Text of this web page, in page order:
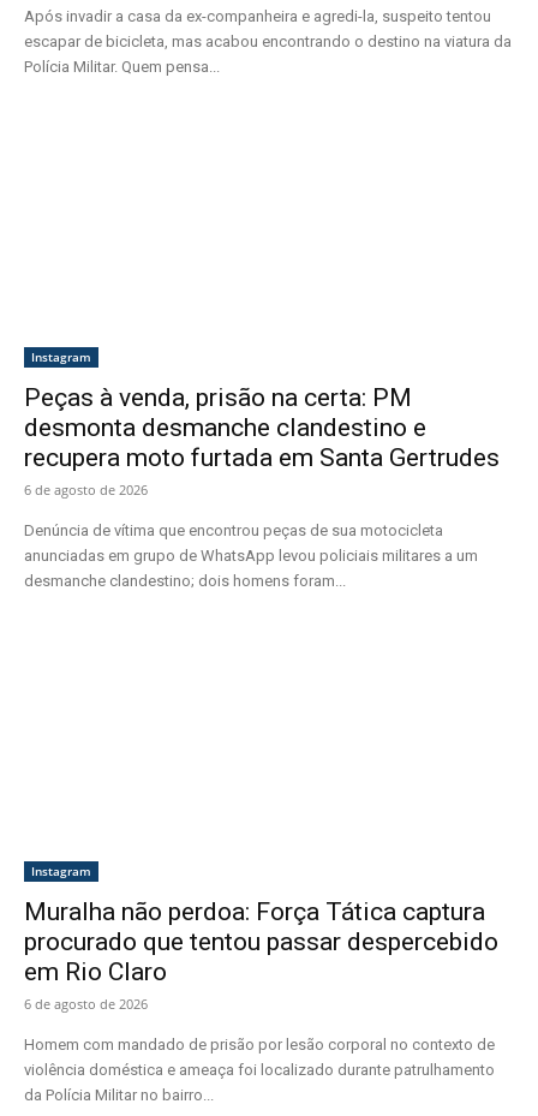
Após invadir a casa da ex-companheira e agredi-la, suspeito tentou
escapar de bicicleta, mas acabou encontrando o destino na viatura da
Polícia Militar. Quem pensa...
Instagram
Peças à venda, prisão na certa: PM
desmonta desmanche clandestino e
recupera moto furtada em Santa Gertrudes
6 de agosto de 2026
Denúncia de vítima que encontrou peças de sua motocicleta
anunciadas em grupo de WhatsApp levou policiais militares a um
desmanche clandestino; dois homens foram...
Instagram
Muralha não perdoa: Força Tática captura
procurado que tentou passar despercebido
em Rio Claro
6 de agosto de 2026
Homem com mandado de prisão por lesão corporal no contexto de
violência doméstica e ameaça foi localizado durante patrulhamento
da Polícia Militar no bairro...